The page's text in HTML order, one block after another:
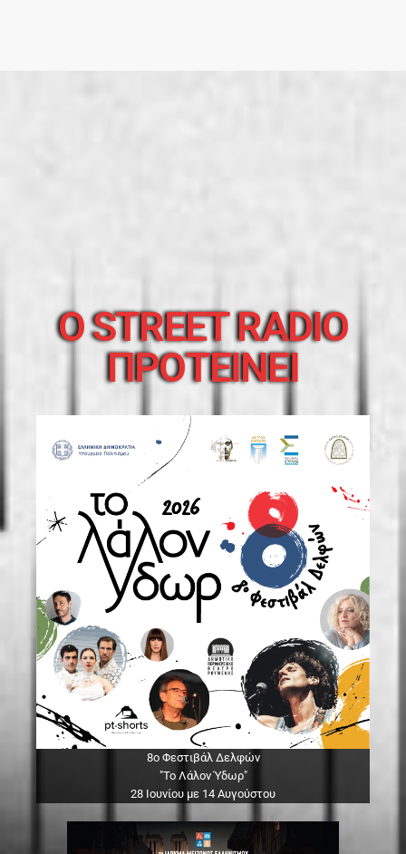
O STREET RADIO
ΠΡΟΤΕΙΝΕΙ
8ο Φεστιβάλ Δελφών
"Το Λάλον Ύδωρ"
28 Ιουνίου με 14 Αυγούστου